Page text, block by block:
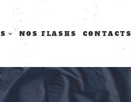
NOS FLASHS CONTACTS